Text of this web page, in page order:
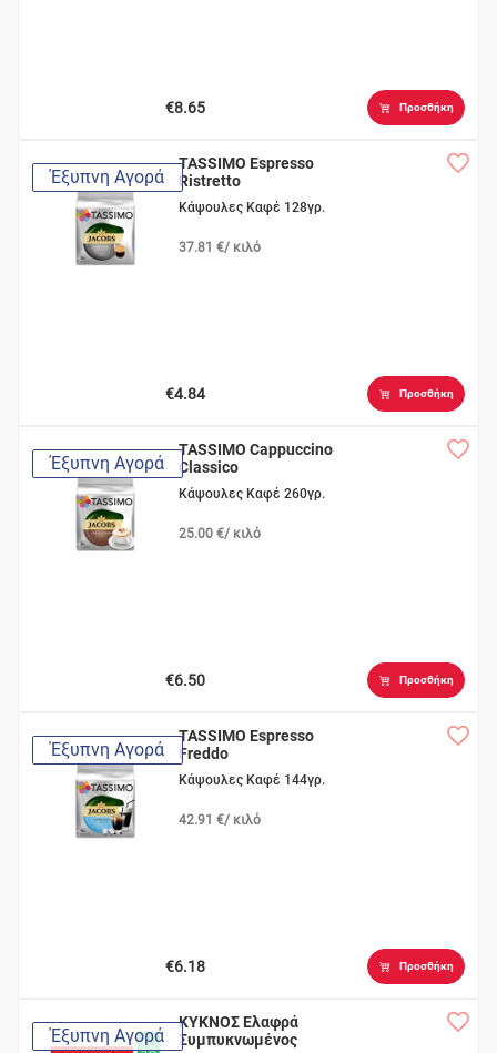
€8.65 Προσθήκη
Έξυπνη Αγορά
TASSIMO Espresso
Ristretto
Κάψουλες Καφέ 128γρ.
37.81 €/ κιλό
€4.84 Προσθήκη
Έξυπνη Αγορά
TASSIMO Cappuccino
Classico
Κάψουλες Καφέ 260γρ.
25.00 €/ κιλό
€6.50 Προσθήκη
Έξυπνη Αγορά
TASSIMO Espresso
Freddo
Κάψουλες Καφέ 144γρ.
42.91 €/ κιλό
€6.18 Προσθήκη
Έξυπνη Αγορά
ΚΥΚΝΟΣ Ελαφρά
Συμπυκνωμένος